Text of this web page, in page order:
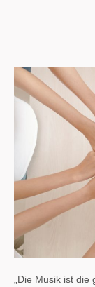
„Die Musik ist